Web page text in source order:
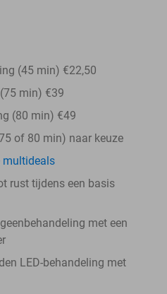
(45 min) €22,50
min) €39
(80 min) €49
of 80 min) naar keuze
multideals
rust tijdens een basis
met een
LED-behandeling met